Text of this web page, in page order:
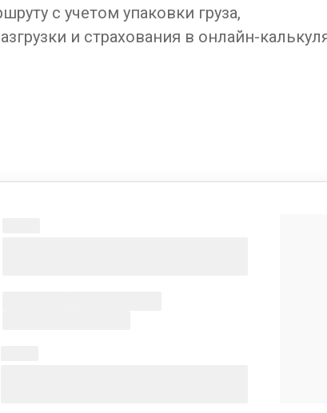
с учетом упаковки груза,
и страхования в онлайн-